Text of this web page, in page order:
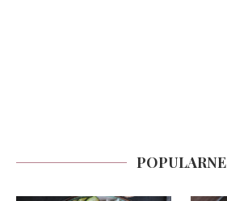
POPULARNE